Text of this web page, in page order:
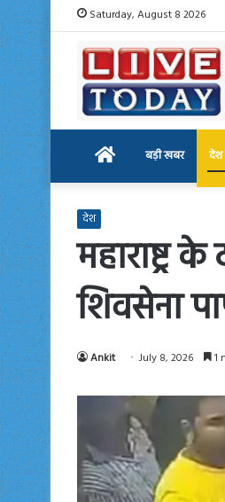
Saturday, August 8 2026
Home बड़ी खबर देश
देश
शिवसेना
Ankit July 8, 2026 1